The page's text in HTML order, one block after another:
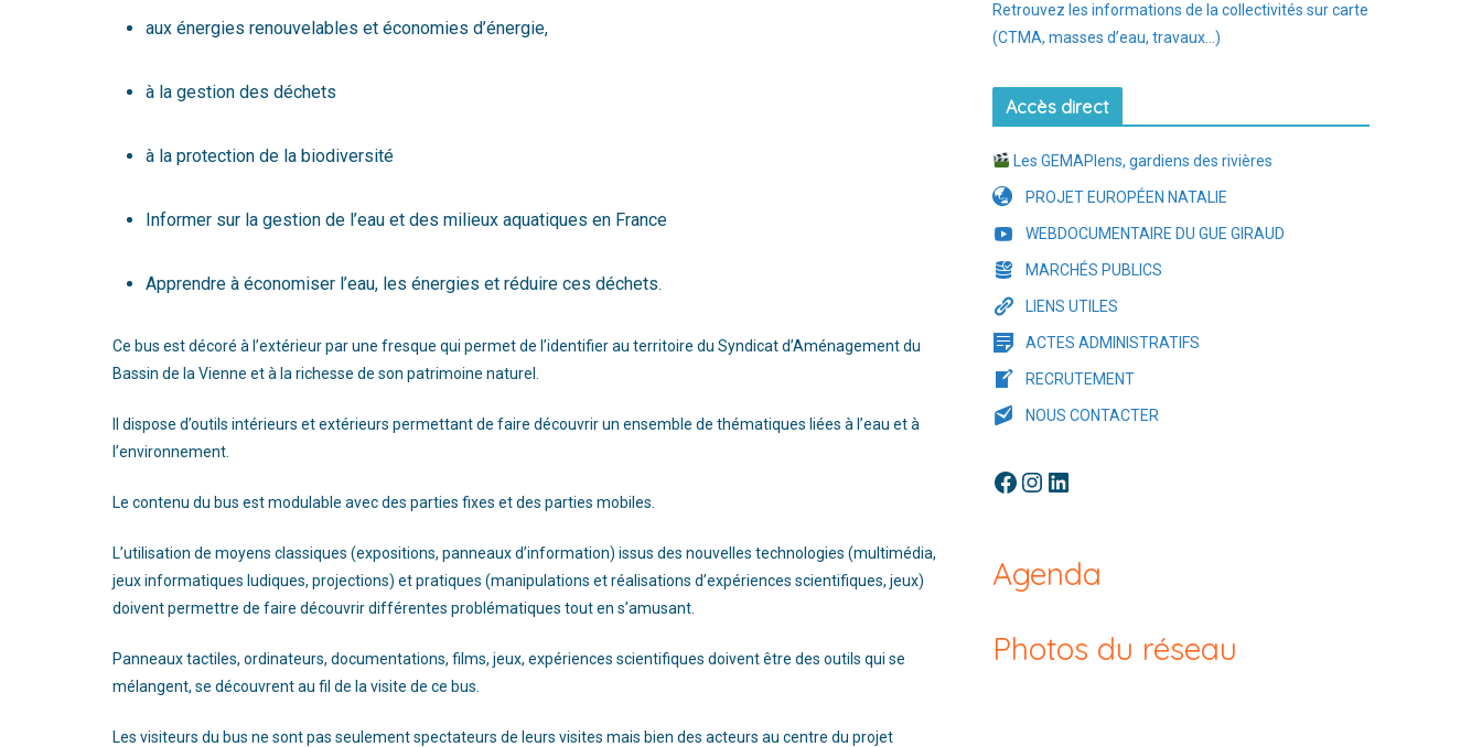
aux énergies renouvelables et économies d’énergie,
à la gestion des déchets
à la protection de la biodiversité
Informer sur la gestion de l’eau et des milieux aquatiques en France
Apprendre à économiser l’eau, les énergies et réduire ces déchets.
Ce bus est décoré à l’extérieur par une fresque qui permet de l’identifier au territoire du Syndicat d’Aménagement du
Bassin de la Vienne et à la richesse de son patrimoine naturel.
Il dispose d’outils intérieurs et extérieurs permettant de faire découvrir un ensemble de thématiques liées à l’eau et à
l’environnement.
Le contenu du bus est modulable avec des parties fixes et des parties mobiles.
L’utilisation de moyens classiques (expositions, panneaux d’information) issus des nouvelles technologies (multimédia,
jeux informatiques ludiques, projections) et pratiques (manipulations et réalisations d’expériences scientifiques, jeux)
doivent permettre de faire découvrir différentes problématiques tout en s’amusant.
Panneaux tactiles, ordinateurs, documentations, films, jeux, expériences scientifiques doivent être des outils qui se
mélangent, se découvrent au fil de la visite de ce bus.
Les visiteurs du bus ne sont pas seulement spectateurs de leurs visites mais bien des acteurs au centre du projet
Retrouvez les informations de la collectivités sur carte
(CTMA, masses d’eau, travaux…)
Accès direct
Les GEMAPIens, gardiens des rivières
PROJET EUROPÉEN NATALIE
WEBDOCUMENTAIRE DU GUE GIRAUD
MARCHÉS PUBLICS
LIENS UTILES
ACTES ADMINISTRATIFS
RECRUTEMENT
NOUS CONTACTER
Facebook Instagram LinkedIn
Agenda
Photos du réseau